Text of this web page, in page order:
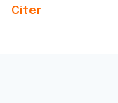
Citer